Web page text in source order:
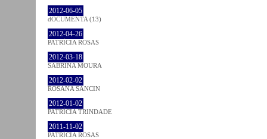
2012-06-05
dOCUMENTA (13)
2012-04-26
PATRÍCIA ROSAS
2012-03-18
SABRINA MOURA
2012-02-02
ROSANA SANCIN
2012-01-02
PATRÍCIA TRINDADE
2011-11-02
PATRÍCIA ROSAS